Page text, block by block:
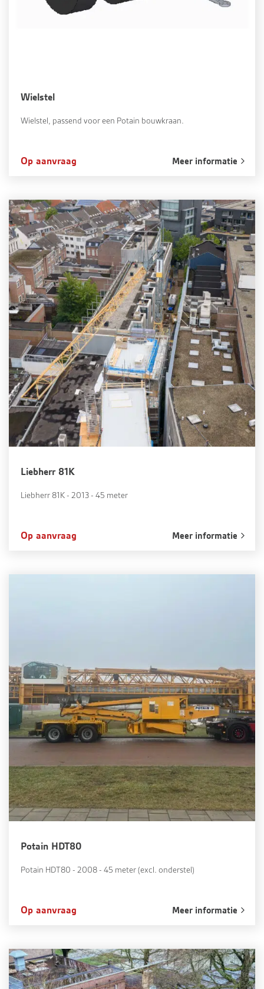
Wielstel
Wielstel, passend voor een Potain bouwkraan.
Op aanvraag Meer informatie
Liebherr 81K
Liebherr 81K - 2013 - 45 meter
Op aanvraag Meer informatie
Potain HDT80
Potain HDT80 - 2008 - 45 meter (excl. onderstel)
Op aanvraag Meer informatie